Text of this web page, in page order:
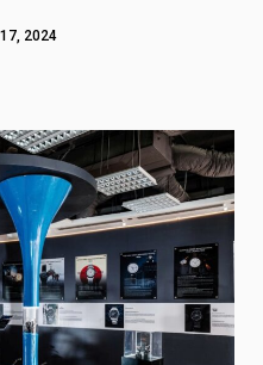
2024